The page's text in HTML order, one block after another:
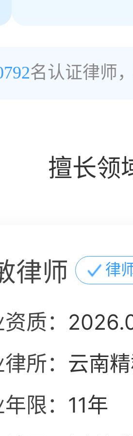
名认证律师
擅长领
律师 律
质：
所： 云南
限： 11年